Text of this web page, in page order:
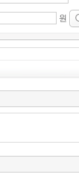
원